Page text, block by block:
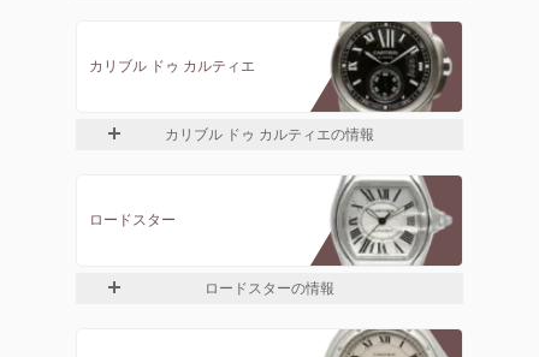
カリブル ドゥ カルティエ
カリブル ドゥ カルティエの情報
ロードスター
ロードスターの情報